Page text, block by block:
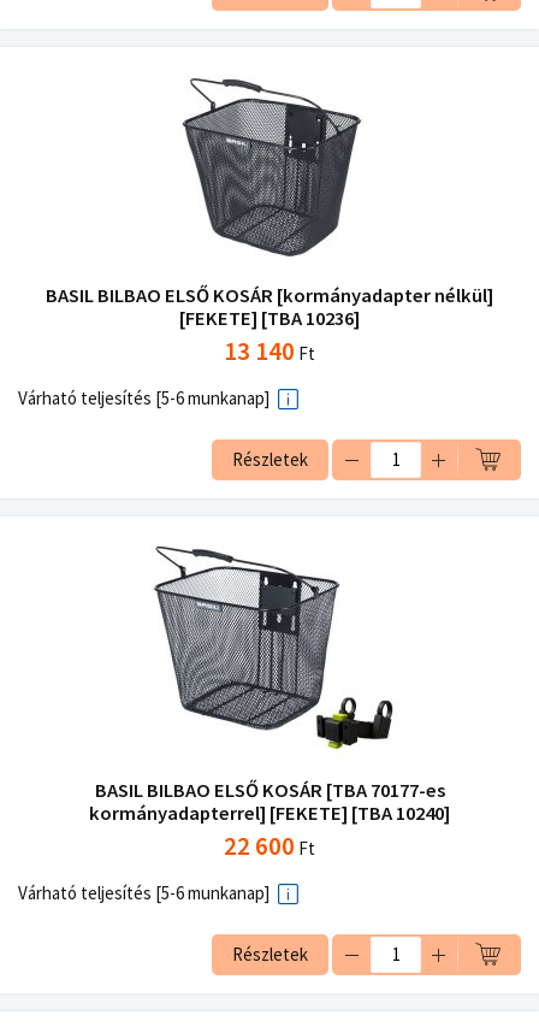
BASIL BILBAO ELSŐ KOSÁR [kormányadapter nélkül]
[FEKETE] [TBA 10236]
13 140 Ft
Várható teljesítés [5-6 munkanap]
Részletek
BASIL BILBAO ELSŐ KOSÁR [TBA 70177-es
kormányadapterrel] [FEKETE] [TBA 10240]
22 600 Ft
Várható teljesítés [5-6 munkanap]
Részletek